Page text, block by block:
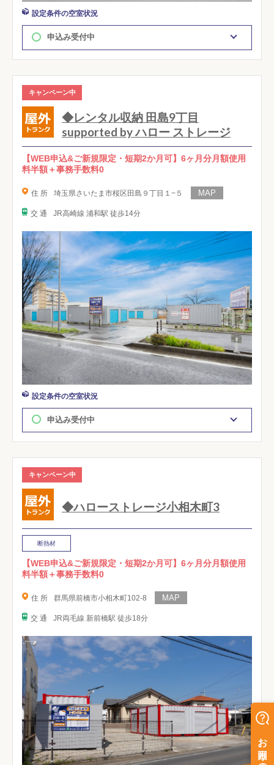
設定条件の空室状況
申込み受付中
キャンペーン中
◆レンタル収納 田島9丁目
supported by ハロー ストレージ
【WEB申込&ご新規限定・短期2か月可】6ヶ月分月額使用
料半額＋事務手数料0
住 所 埼玉県さいたま市桜区田島９丁目１−５
交 通 JR高崎線 浦和駅 徒歩14分
設定条件の空室状況
申込み受付中
キャンペーン中
◆ハローストレージ小相木町3
断熱材
【WEB申込&ご新規限定・短期2か月可】6ヶ月分月額使用
料半額＋事務手数料0
住 所 群馬県前橋市小相木町102-8
交 通 JR両毛線 新前橋駅 徒歩18分